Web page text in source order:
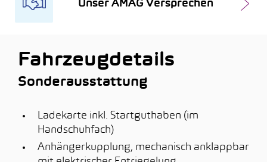
Unser AMAG Versprechen
Fahrzeugdetails
Sonderausstattung
Ladekarte inkl. Startguthaben (im
Handschuhfach)
Anhängerkupplung, mechanisch anklappbar